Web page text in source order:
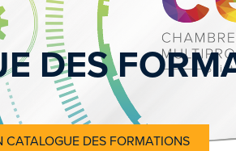
DES
CATALOGUE DES FORMATIONS